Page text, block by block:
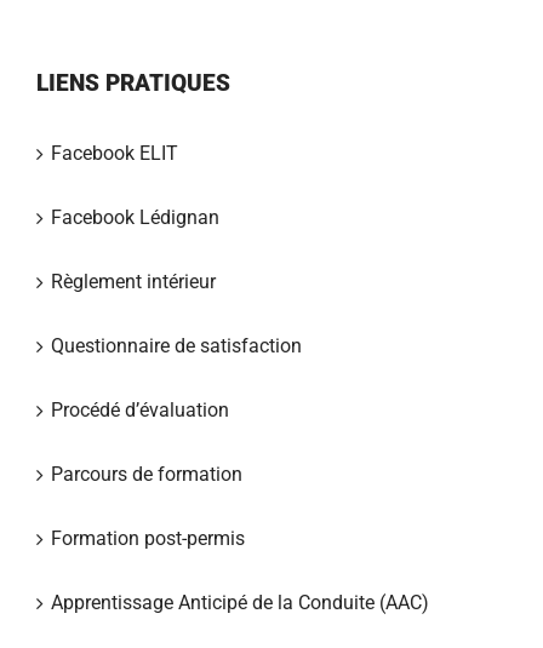
LIENS PRATIQUES
Facebook ELIT
Facebook Lédignan
Règlement intérieur
Questionnaire de satisfaction
Procédé d’évaluation
Parcours de formation
Formation post-permis
Apprentissage Anticipé de la Conduite (AAC)